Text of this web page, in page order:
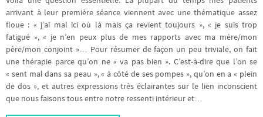
arrivant à leur première séance viennent avec une thématique assez
floue : « j’ai mal ici où là mais ça revient toujours », « je suis trop
fatigué », « je n’en peux plus de mes rapports avec ma mère/mon
père/mon conjoint »… Pour résumer de façon un peu triviale, on fait
une thérapie parce qu’on ne « va pas bien ». C’est-à-dire que l’on se
« sent mal dans sa peau », « à côté de ses pompes », qu’on en a « plein
de dos », et autres expressions très éclairantes sur le lien inconscient
que nous faisons tous entre notre ressenti intérieur et…